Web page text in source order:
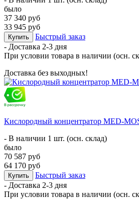
было
37 340 руб
33 945 руб
Купить
Быстрый заказ
- Доставка 2-3 дня
При условии товара в наличии (осн.
Доставка без выходных!
Кислородный концентратор MED-
- В наличии 1 шт. (осн. склад)
было
70 587 руб
64 170 руб
Купить
Быстрый заказ
- Доставка 2-3 дня
При условии товара в наличии (осн.